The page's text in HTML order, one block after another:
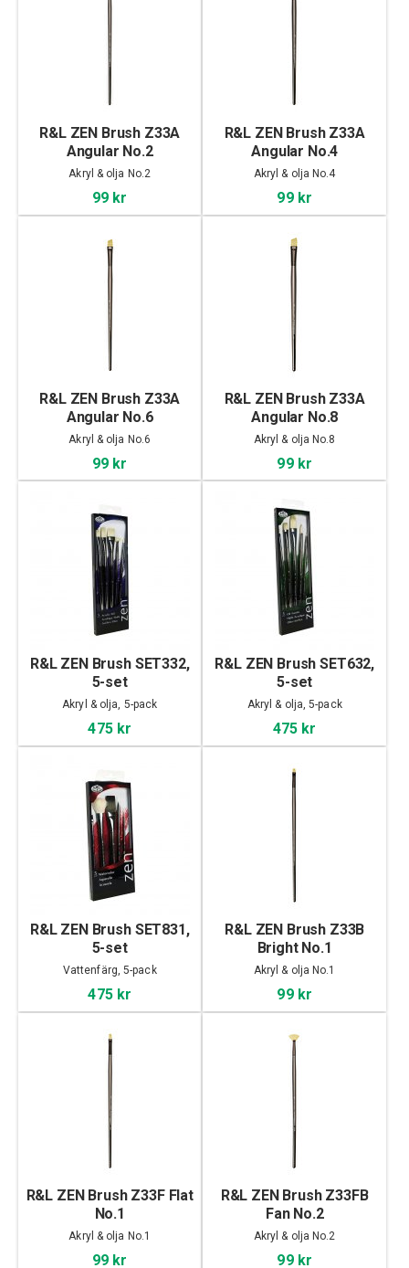
R&L ZEN Brush Z33A
Angular No.2
Akryl & olja No.2
99 kr
R&L ZEN Brush Z33A
Angular No.4
Akryl & olja No.4
99 kr
R&L ZEN Brush Z33A
Angular No.6
Akryl & olja No.6
99 kr
R&L ZEN Brush Z33A
Angular No.8
Akryl & olja No.8
99 kr
R&L ZEN Brush SET332,
5-set
Akryl & olja, 5-pack
475 kr
R&L ZEN Brush SET632,
5-set
Akryl & olja, 5-pack
475 kr
R&L ZEN Brush SET831,
5-set
Vattenfärg, 5-pack
475 kr
R&L ZEN Brush Z33B
Bright No.1
Akryl & olja No.1
99 kr
R&L ZEN Brush Z33F Flat
No.1
Akryl & olja No.1
99 kr
R&L ZEN Brush Z33FB
Fan No.2
Akryl & olja No.2
99 kr